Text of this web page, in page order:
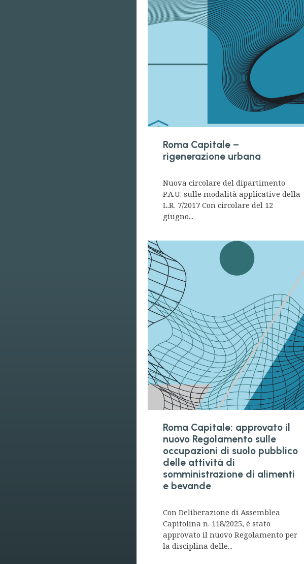
Roma Capitale –
rigenerazione urbana
Nuova circolare del dipartimento
P.A.U. sulle modalità applicative della
L.R. 7/2017 Con circolare del 12
giugno...
Roma Capitale: approvato il
nuovo Regolamento sulle
occupazioni di suolo pubblico
delle attività di
somministrazione di alimenti
e bevande
Con Deliberazione di Assemblea
Capitolina n. 118/2025, è stato
approvato il nuovo Regolamento per
la disciplina delle...